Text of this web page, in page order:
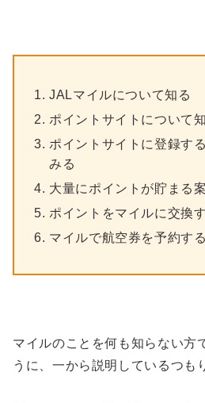
JALマイルについて知る
ポイントサイトについて
ポイントサイトに登録す
みる
大量にポイントが貯まる
ポイントをマイルに交換
マイルで航空券を予約する
マイルのことを何も知らない方
うに、一から説明しているつも